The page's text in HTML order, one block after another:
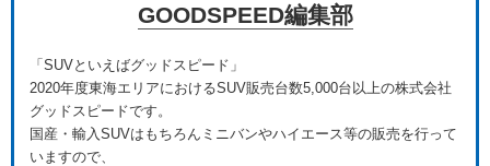
GOODSPEED編集部
「SUVといえばグッドスピード」
2020年度東海エリアにおけるSUV販売台数5,000台以上の株式会社
グッドスピードです。
国産・輸入SUVはもちろんミニバンやハイエース等の販売を行って
いますので、